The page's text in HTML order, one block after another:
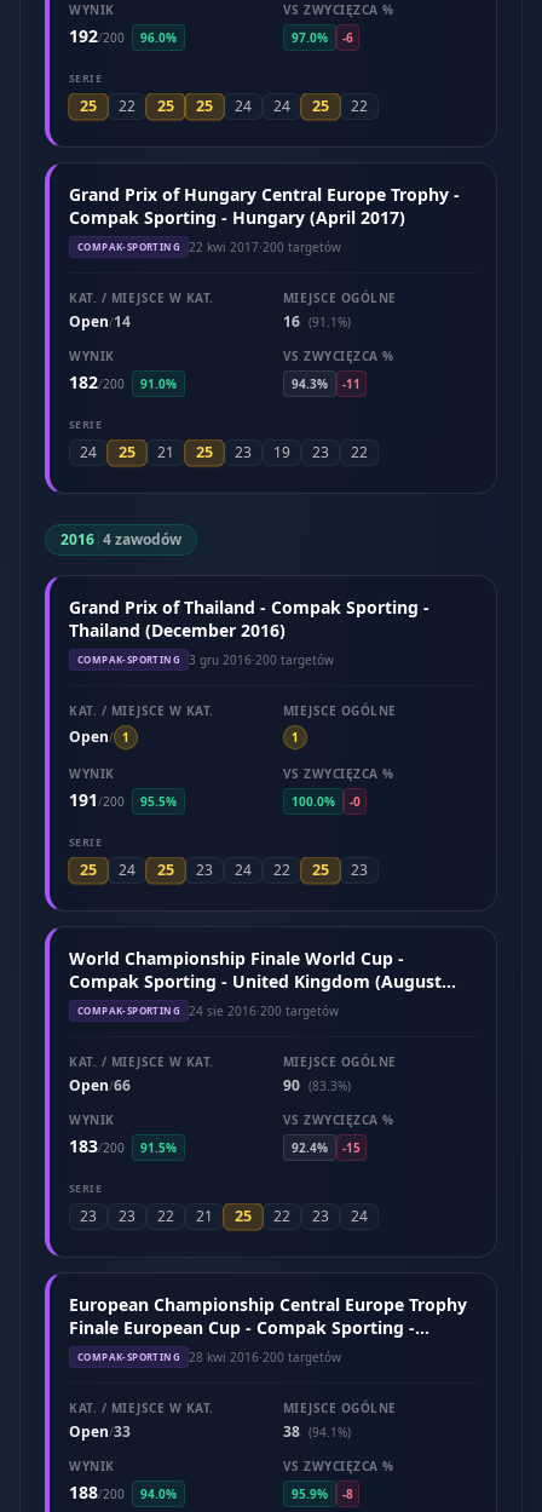
WYNIK
192/200 96.0%
VS ZWYCIĘZCA %
97.0%
-6
SERIE
25 22 25 25 24 24 25 22
Grand Prix of Hungary Central Europe Trophy -
Compak Sporting - Hungary (April 2017)
COMPAK-SPORTING 22 kwi 2017·200 targetów
KAT. / MIEJSCE W KAT.
Open/14
MIEJSCE OGÓLNE
16 (91.1%)
WYNIK
182/200 91.0%
VS ZWYCIĘZCA %
94.3%
-11
SERIE
24 25 21 25 23 19 23 22
2016|4 zawodów
Grand Prix of Thailand - Compak Sporting -
Thailand (December 2016)
COMPAK-SPORTING 3 gru 2016·200 targetów
KAT. / MIEJSCE W KAT.
Open/ 1
MIEJSCE OGÓLNE
1
WYNIK
191/200 95.5%
VS ZWYCIĘZCA %
100.0%
-0
SERIE
25 24 25 23 24 22 25 23
World Championship Finale World Cup -
Compak Sporting - United Kingdom (August
2016)
COMPAK-SPORTING 24 sie 2016·200 targetów
KAT. / MIEJSCE W KAT.
Open/66
MIEJSCE OGÓLNE
90 (83.3%)
WYNIK
183/200 91.5%
VS ZWYCIĘZCA %
92.4%
-15
SERIE
23 23 22 21 25 22 23 24
European Championship Central Europe Trophy
Finale European Cup - Compak Sporting -
Hungary (April 2016)
COMPAK-SPORTING 28 kwi 2016·200 targetów
KAT. / MIEJSCE W KAT.
Open/33
MIEJSCE OGÓLNE
38 (94.1%)
WYNIK
188/200 94.0%
VS ZWYCIĘZCA %
95.9%
-8